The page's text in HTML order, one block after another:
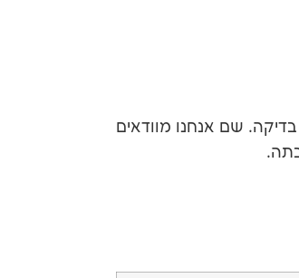
שם אנחנו מוודאים